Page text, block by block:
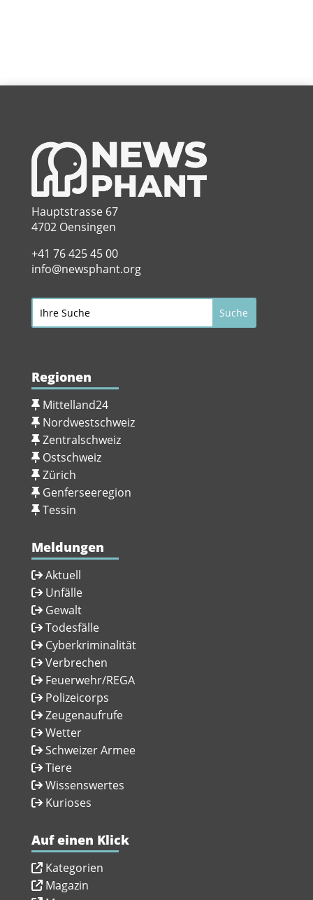
Hauptstrasse 67
4702 Oensingen
+41 76 425 45 00
info@newsphant.org
Regionen
Mittelland24
Nordwestschweiz
Zentralschweiz
Ostschweiz
Zürich
Genferseeregion
Tessin
Meldungen
Aktuell
Unfälle
Gewalt
Todesfälle
Cyberkriminalität
Verbrechen
Feuerwehr/REGA
Polizeicorps
Zeugenaufrufe
Wetter
Schweizer Armee
Tiere
Wissenswertes
Kurioses
Auf einen Klick
Kategorien
Magazin